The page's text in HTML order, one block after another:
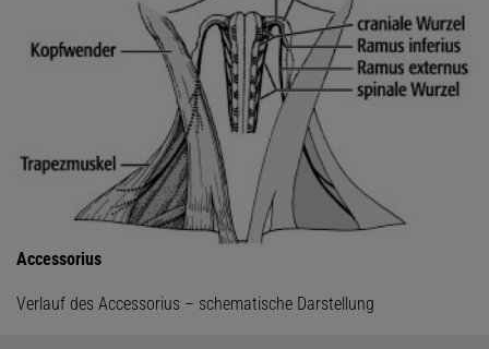
Accessorius
Verlauf des Accessorius – schematische Darstellung